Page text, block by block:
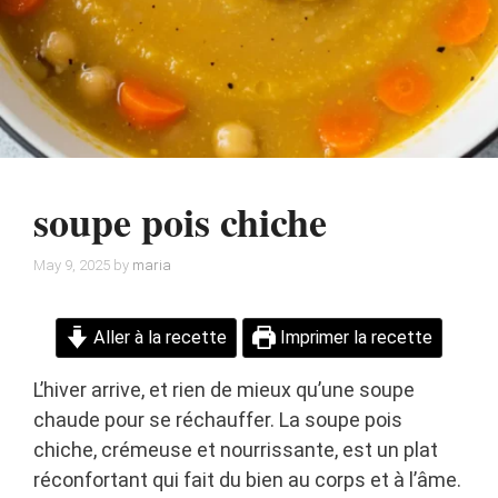
soupe pois chiche
May 9, 2025 by maria
Aller à la recette Imprimer la recette
L’hiver arrive, et rien de mieux qu’une soupe
chaude pour se réchauffer. La soupe pois
chiche, crémeuse et nourrissante, est un plat
réconfortant qui fait du bien au corps et à l’âme.